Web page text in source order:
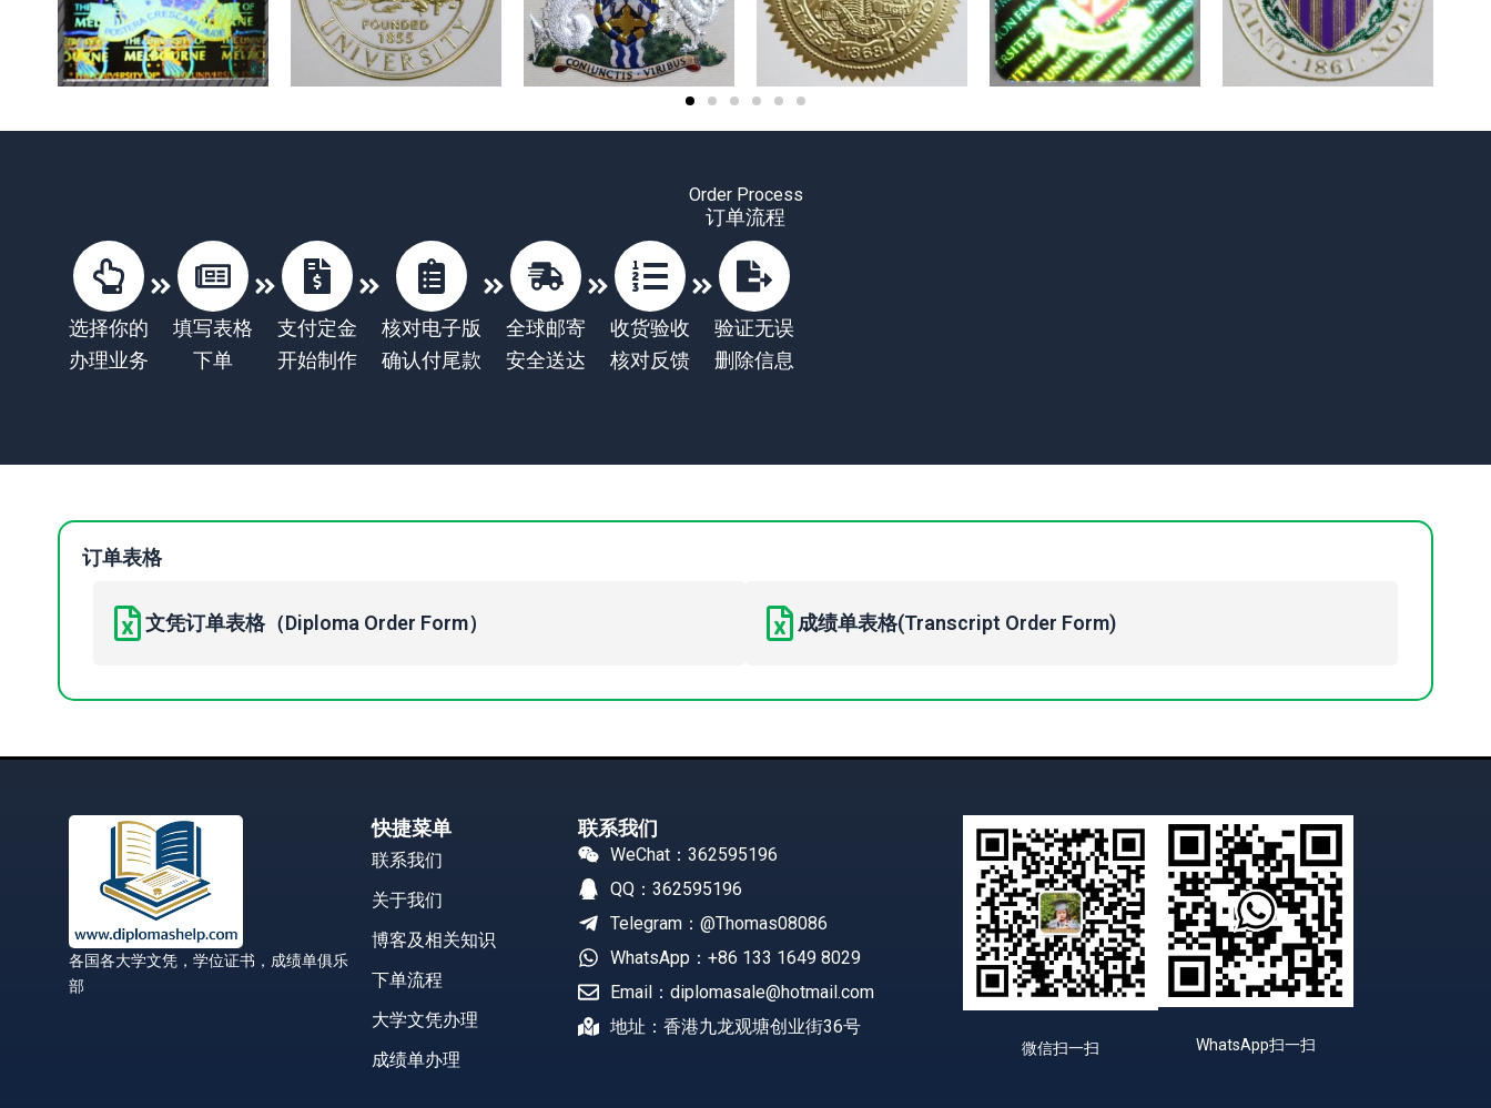
Order Process
订单流程
选择你的
办理业务
填写表格
下单
支付定金
开始制作
核对电子版
确认付尾款
全球邮寄
安全送达
收货验收
核对反馈
验证无误
删除信息
订单表格
文凭订单表格（Diploma Order Form） 成绩单表格(Transcript Order Form)
各国各大学文凭，学位证书，成绩单俱乐
部
快捷菜单
联系我们
关于我们
博客及相关知识
下单流程
大学文凭办理
成绩单办理
联系我们
WeChat：362595196
QQ：362595196
Telegram：@Thomas08086
WhatsApp：+86 133 1649 8029
Email：diplomasale@hotmail.com
地址：香港九龙观塘创业街36号
微信扫一扫 WhatsApp扫一扫